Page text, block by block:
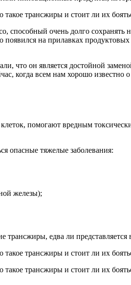
очень долго сохранять
на прилавках
что он является достойной
когда всем нам хорошо известно
помогают вредным
опасные тяжелые заболевания:
железы);
едва ли